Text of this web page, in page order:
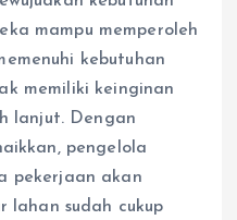
mampu memperoleh
kebutuhan
memiliki keinginan
lanjut. Dengan
pengelola
pekerjaan akan
lahan sudah cukup